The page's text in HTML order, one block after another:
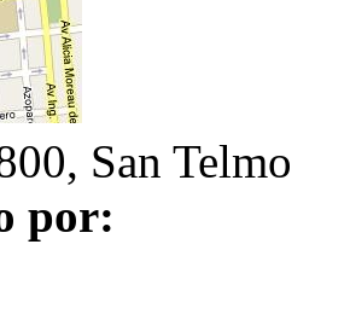
San Telmo
por: